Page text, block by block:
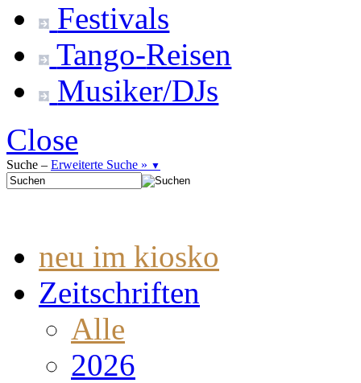
Festivals
Tango-Reisen
Musiker/DJs
Close
Suche – Erweiterte Suche » ▼
neu im kiosko
Zeitschriften
Alle
2026